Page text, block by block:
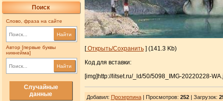
Поиск
Слово, фраза на сайте
Найти
Автор [первые буквы
никнейма]
Найти
Случайные
данные
[Открыть/Сохранить] (141.3 Kb)
Код для вставки:
[img]http://litset.ru/_ld/50/5098_IMG-20220228-
Добавил: Прозерпина| Просмотров: 252| Загрузок: